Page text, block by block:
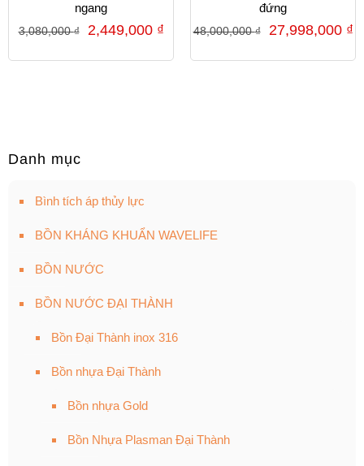
ngang
3,080,000₫ 2,449,000 ₫
đứng
48,000,000₫ 27,998,000 ₫
Danh mục
Bình tích áp thủy lực
BỒN KHÁNG KHUẨN WAVELIFE
BỒN NƯỚC
BỒN NƯỚC ĐẠI THÀNH
Bồn Đại Thành inox 316
Bồn nhựa Đại Thành
Bồn nhựa Gold
Bồn Nhựa Plasman Đại Thành